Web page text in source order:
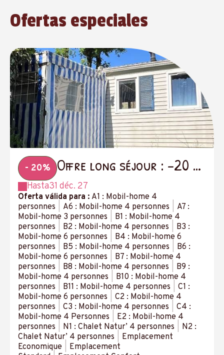
Ofertas especiales
- 20%
Offre long séjour : -20 %
à partir de 14 nuits
Hasta31 déc. 27
Oferta válida para : A1 : Mobil-home 4
personnes
A6 : Mobil-home 4 personnes
A7 :
Mobil-home 3 personnes
B1 : Mobil-home 4
personnes
B2 : Mobil-home 4 personnes
B3 :
Mobil-home 6 personnes
B4 : Mobil-home 6
personnes
B5 : Mobil-home 4 personnes
B6 :
Mobil-home 6 personnes
B7 : Mobil-home 4
personnes
B8 : Mobil-home 4 personnes
B9 :
Mobil-home 4 personnes
B10 : Mobil-home 4
personnes
B11 : Mobil-home 4 personnes
C1 :
Mobil-home 6 personnes
C2 : Mobil-home 4
personnes
C3 : Mobil-home 4 personnes
C4 :
Mobil-home 4 Personnes
E2 : Mobil-home 4
personnes
N1 : Chalet Natur’ 4 personnes
N2 :
Chalet Natur’ 4 personnes
Emplacement
Economique
Emplacement